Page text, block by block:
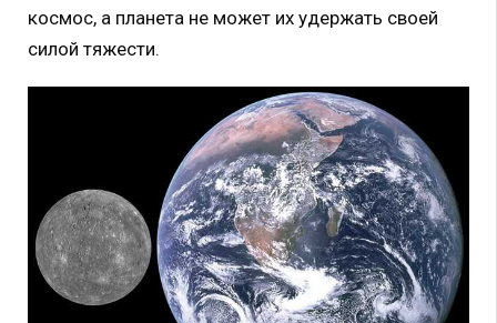
космос, а планета не может их удержать своей
силой тяжести.